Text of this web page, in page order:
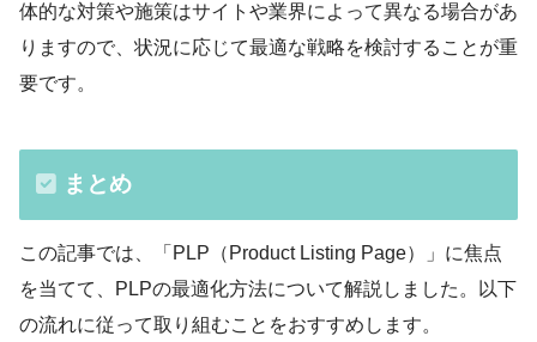
体的な対策や施策はサイトや業界によって異なる場合があ
りますので、状況に応じて最適な戦略を検討することが重
要です。
まとめ
この記事では、「PLP（Product Listing Page）」に焦点
を当てて、PLPの最適化方法について解説しました。以下
の流れに従って取り組むことをおすすめします。